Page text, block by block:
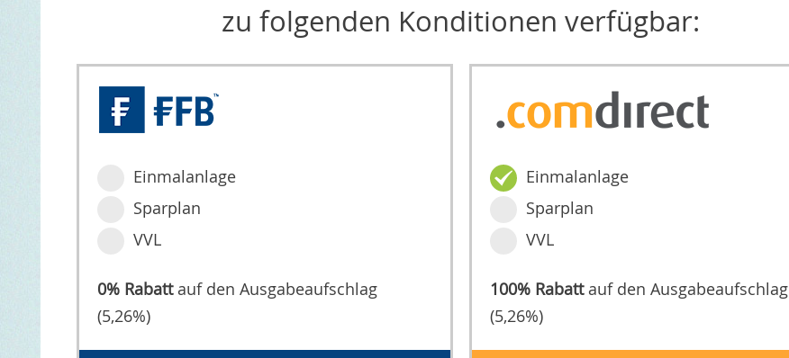
zu folgenden Konditionen verfügbar:
Einmalanlage
Sparplan
VVL
0% Rabattauf den Ausgabeaufschlag
(5,26%)
Einmalanlage
Sparplan
VVL
100% Rabattauf den Ausgabeaufschlag
(5,26%)